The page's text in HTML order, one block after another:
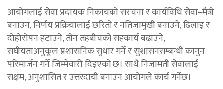
आयोगलाई सेवा प्रदायक निकायको संरचना र कार्यविधि सेवा–मैत्री
बनाउन, निर्णय प्रक्रियालाई छरितो र नतिजामुखी बनाउने, ढिलाइ र
दोहोरोपन हटाउने, तीन तहबीचको सहकार्य बढाउने,
संघीयताअनुकूल प्रशासनिक सुधार गर्ने र सुशासनसम्बन्धी कानुन
परिमार्जन गर्ने जिम्मेवारी दिइएको छ। साथै निजामती सेवालाई
सक्षम, अनुशासित र उत्तरदायी बनाउन आयोगले कार्य गर्नेछ।